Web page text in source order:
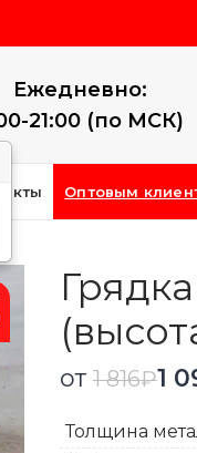
Ежедневно:
21:00 (по МСК)
Оптовым
от 1 816₽1
Толщина